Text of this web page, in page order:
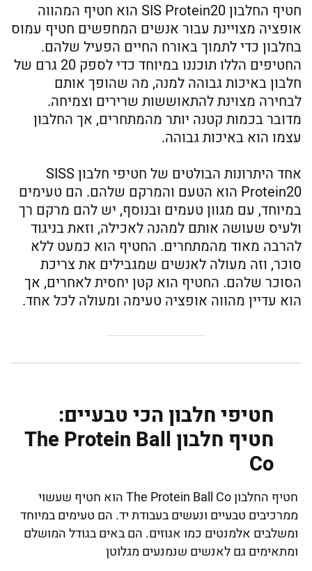
חטיף החלבון SIS Protein20 הוא חטיף המהווה
אופציה מצויינת עבור אנשים המחפשים חטיף עמוס
בחלבון כדי לתמוך באורח החיים הפעיל שלהם.
החטיפים הללו תוכננו במיוחד כדי לספק 20 גרם של
חלבון באיכות גבוהה למנה, מה שהופך אותם
לבחירה מצוינת להתאוששות שרירים וצמיחה.
מדובר בכמות קטנה יותר מהמתחרים, אך החלבון
עצמו הוא באיכות גבוהה.
אחד היתרונות הבולטים של חטיפי חלבון SISS
Protein20 הוא הטעם והמרקם שלהם. הם טעימים
במיוחד, עם מגוון טעמים ובנוסף, יש להם מרקם רך
ולעיס שעושה אותם למהנה לאכילה, וזאת בניגוד
להרבה מאוד מהמתחרים. החטיף הוא כמעט ללא
סוכר, וזה מעולה לאנשים שמגבילים את צריכת
הסוכר שלהם. החטיף הוא קטן יחסית לאחרים, אך
הוא עדיין מהווה אופציה טעימה ומעולה לכל אחד.
חטיפי חלבון הכי טבעיים:
חטיף חלבון The Protein Ball
Co
חטיף החלבון The Protein Ball Co הוא חטיף שעשוי
ממרכיבים טבעיים ונעשים בעבודת יד. הם טעימים במיוחד
ומשלבים אלמנטים כמו אגוזים. הם באים בגודל המושלם
ומתאימים גם לאנשים שנמנעים מגלוטן